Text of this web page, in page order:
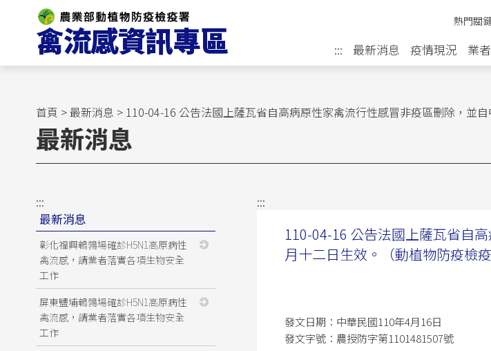
熱門關
::: 最新消息 疫情現況 業
首頁 >最新消息 > 110-04-16 公告法國上薩瓦省自高病原性家禽流行性感冒非疫區刪除，並
最新消息
:::
最新消息
彰化福興鵪鶉場確診H5N1高原病性
禽流感，請業者落實各項生物安全
工作
屏東鹽埔鵪鶉場確診H5N1高原病性
禽流感，請業者落實各項生物安全
工作
:::
110-04-16 公告法國上薩瓦省自
月十二日生效。（動植物防疫檢疫
發文日期：中華民國110年4月16日
發文字號：農授防字第1101481507號